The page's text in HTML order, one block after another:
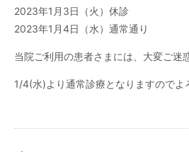
2023年1月3日（火）休診
2023年1月4日（水）通常通り
当院ご利用の患者さまには、大変ご迷
1/4(水)より通常診療となりますのでよ